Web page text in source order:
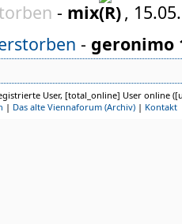
- mix
,
- geronimo
User, [total_online] User online
| Das alte Viennaforum (Archiv) | Kontakt